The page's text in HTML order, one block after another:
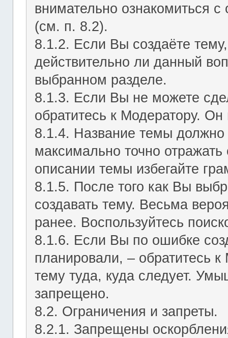
внимательно ознакомиться
(см. п. 8.2).
8.1.2. Если Вы создаёте
действительно ли данный
выбранном разделе.
8.1.3. Если Вы не можете
обратитесь к Модератору.
8.1.4. Название темы
максимально точно
описании темы избегайте
8.1.5. После того как Вы
создавать тему. Весьма
ранее. Воспользуйтесь
8.1.6. Если Вы по ошибке
планировали, – обратитесь
тему туда, куда следует.
запрещено.
8.2. Ограничения и запреты.
8.2.1. Запрещены